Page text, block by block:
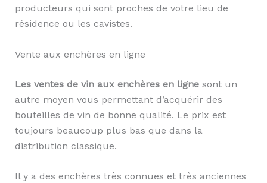
producteurs qui sont proches de votre lieu de
résidence ou les cavistes.
Vente aux enchères en ligne
Les ventes de vin aux enchères en lignesont un
autre moyen vous permettant d’acquérir des
bouteilles de vin de bonne qualité. Le prix est
toujours beaucoup plus bas que dans la
distribution classique.
Il y a des enchères très connues et très anciennes